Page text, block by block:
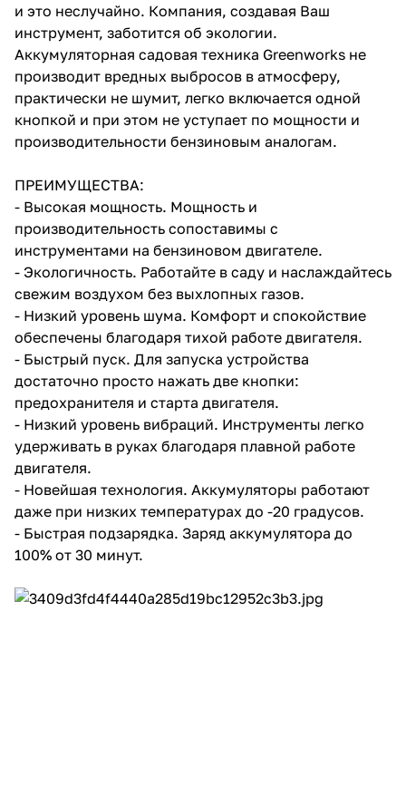
и это неслучайно. Компания, создавая Ваш
инструмент, заботится об экологии.
Аккумуляторная садовая техника Greenworks не
производит вредных выбросов в атмосферу,
практически не шумит, легко включается одной
кнопкой и при этом не уступает по мощности и
производительности бензиновым аналогам.
ПРЕИМУЩЕСТВА:
- Высокая мощность. Мощность и
производительность сопоставимы с
инструментами на бензиновом двигателе.
- Экологичность. Работайте в саду и наслаждайтесь
свежим воздухом без выхлопных газов.
- Низкий уровень шума. Комфорт и спокойствие
обеспечены благодаря тихой работе двигателя.
- Быстрый пуск. Для запуска устройства
достаточно просто нажать две кнопки:
предохранителя и старта двигателя.
- Низкий уровень вибраций. Инструменты легко
удерживать в руках благодаря плавной работе
двигателя.
- Новейшая технология. Аккумуляторы работают
даже при низких температурах до -20 градусов.
- Быстрая подзарядка. Заряд аккумулятора до
100% от 30 минут.